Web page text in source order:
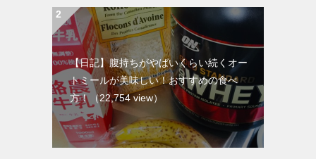
【日記】腹持ちがやばいくらい続くオー
トミールが美味しい！おすすめの食べ
方！
（22,754 view）